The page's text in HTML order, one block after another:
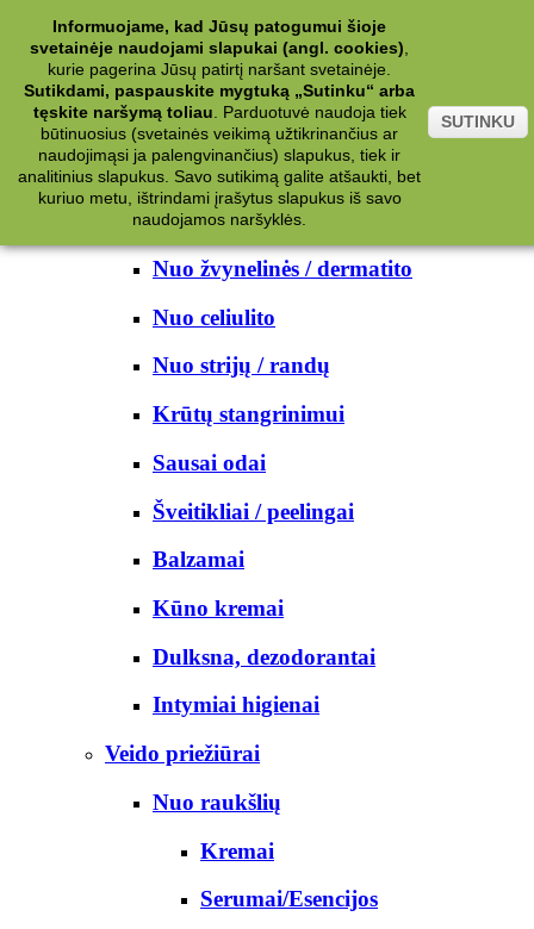
Kategorijos
Kosmetika
Kūno priežiūrai
Nuo prakaito
Kūno prausikliai
Nuo žvynelinės / dermatito
Nuo celiulito
Nuo strijų / randų
Krūtų stangrinimui
Sausai odai
Šveitikliai / peelingai
Balzamai
Kūno kremai
Dulksna, dezodorantai
Intymiai higienai
Veido priežiūrai
Nuo raukšlių
Kremai
Serumai/Esencijos
Informuojame, kad Jūsų patogumui šioje
svetainėje naudojami slapukai (angl. cookies)
kurie pagerina Jūsų patirtį naršant svetainėje.
Sutikdami, paspauskite mygtuką „Sutinku“ arba
tęskite naršymą toliau
Parduotuvė naudoja tiek
būtinuosius (svetainės veikimą užtikrinančius ar
naudojimąsi ja palengvinančius) slapukus, tiek ir
analitinius slapukus. Savo sutikimą galite atšaukti, bet
kuriuo metu, ištrindami įrašytus slapukus iš savo
naudojamos naršyklės.
SUTINKU